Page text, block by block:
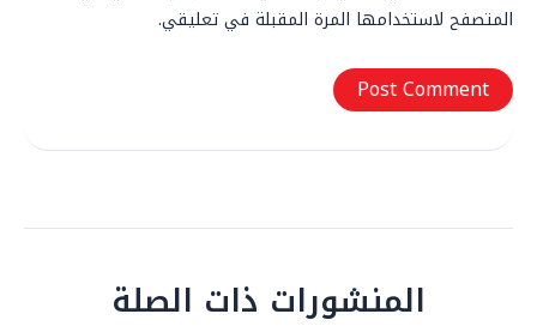
المتصفح لاستخدامها المرة المقبلة في تعليقي.
المنشورات ذات الصلة